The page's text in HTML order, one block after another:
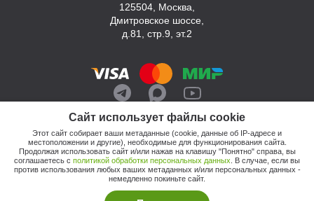
Сайт использует файлы cookie
Этот сайт собирает ваши метаданные (cookie, данные об IP-адресе и
местоположении и другие), необходимые для функционирования сайта.
Продолжая использовать сайт и/или нажав на клавишу "Понятно" справа, вы
соглашаетесь с политикой обработки персональных данных . В случае, если вы
против использования любых ваших метаданных и/или персональных данных -
немедленно покиньте сайт.
125504, Москва,
Дмитровское шоссе,
д.81, стр.9, эт.2
© 2026, Компания «Интерьер Уют»
Политика обработки персональных данных